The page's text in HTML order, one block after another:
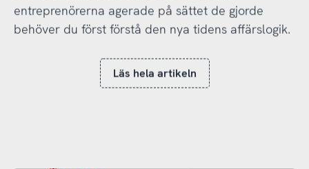
entreprenörerna agerade på sättet de gjorde
behöver du först förstå den nya tidens affärslogik.
Läs hela artikeln